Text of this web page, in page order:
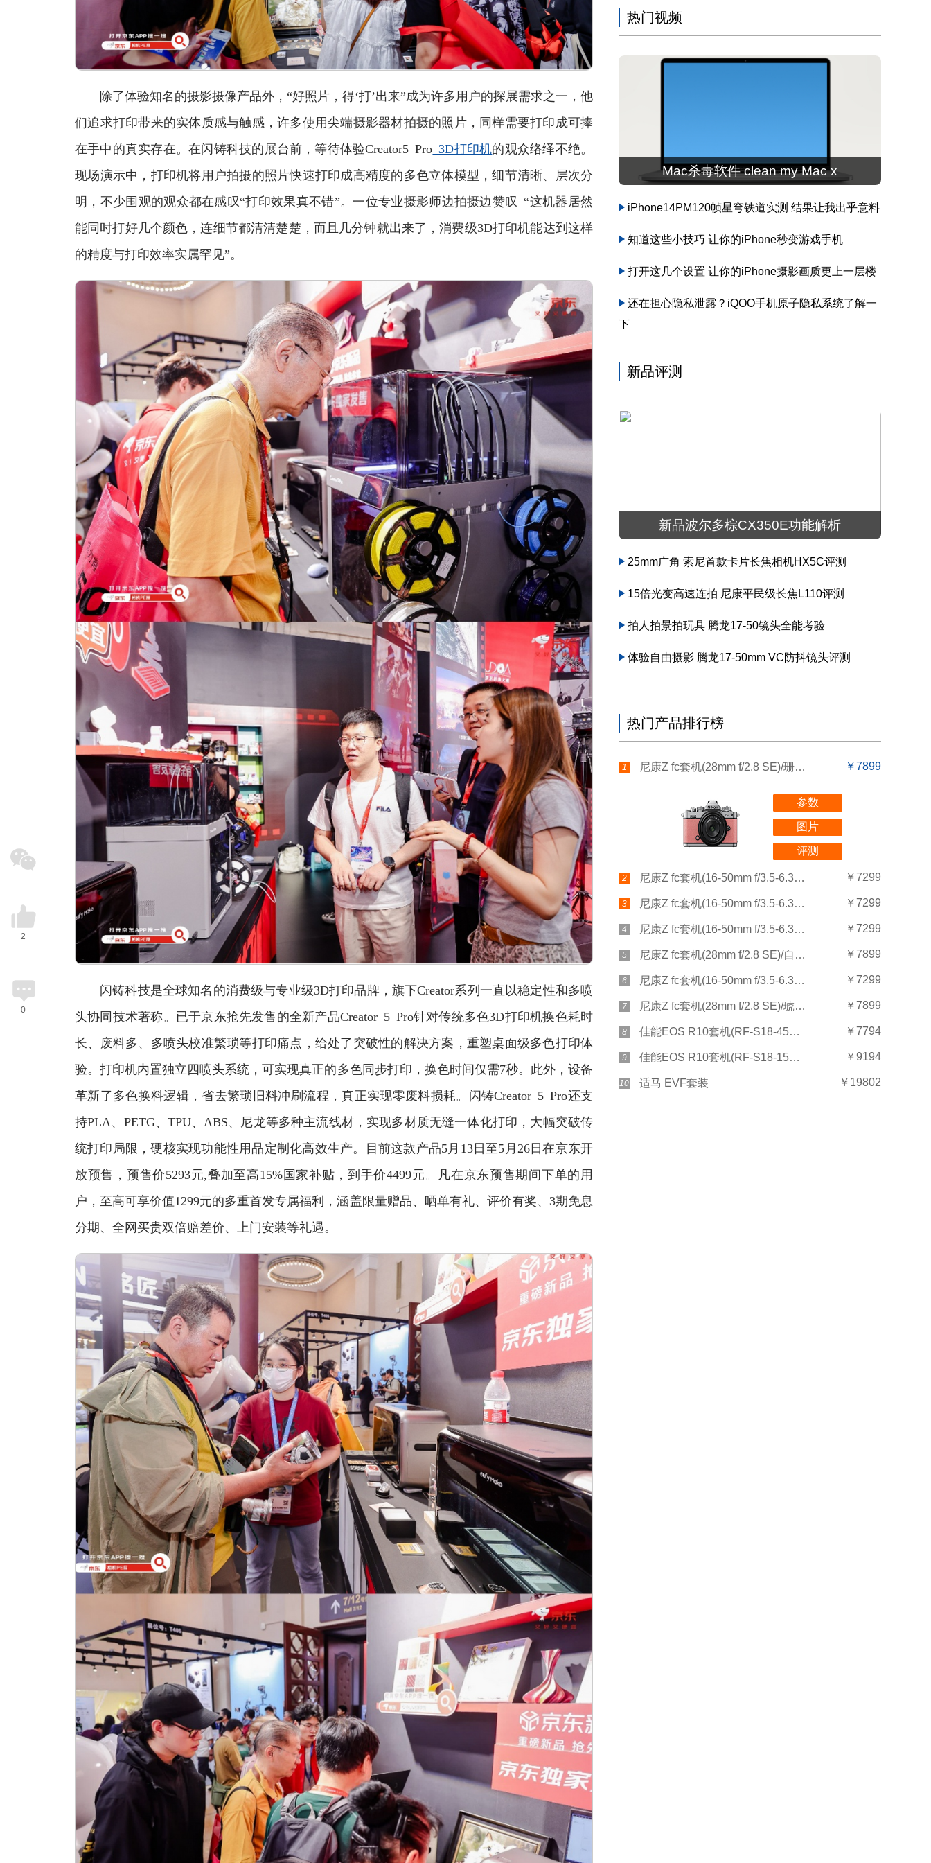
除了体验知名的摄影摄像产品外，“好照片，得‘打’出来”成为许多用户的探展需求之一，他
们追求打印带来的实体质感与触感，许多使用尖端摄影器材拍摄的照片，同样需要打印成可捧
在手中的真实存在。在闪铸科技的展台前，等待体验Creator5 Pro 3D打印机的观众络绎不绝。
现场演示中，打印机将用户拍摄的照片快速打印成高精度的多色立体模型，细节清晰、层次分
明，不少围观的观众都在感叹“打印效果真不错”。一位专业摄影师边拍摄边赞叹 “这机器居然
能同时打好几个颜色，连细节都清清楚楚，而且几分钟就出来了，消费级3D打印机能达到这样
的精度与打印效率实属罕见”。
闪铸科技是全球知名的消费级与专业级3D打印品牌，旗下Creator系列一直以稳定性和多喷
头协同技术著称。已于京东抢先发售的全新产品Creator 5 Pro针对传统多色3D打印机换色耗时
长、废料多、多喷头校准繁琐等打印痛点，给处了突破性的解决方案，重塑桌面级多色打印体
验。打印机内置独立四喷头系统，可实现真正的多色同步打印，换色时间仅需7秒。此外，设备
革新了多色换料逻辑，省去繁琐旧料冲刷流程，真正实现零废料损耗。闪铸Creator 5 Pro还支
持PLA、PETG、TPU、ABS、尼龙等多种主流线材，实现多材质无缝一体化打印，大幅突破传
统打印局限，硬核实现功能性用品定制化高效生产。目前这款产品5月13日至5月26日在京东开
放预售，预售价5293元,叠加至高15%国家补贴，到手价4499元。凡在京东预售期间下单的用
户，至高可享价值1299元的多重首发专属福利，涵盖限量赠品、晒单有礼、评价有奖、3期免息
分期、全网买贵双倍赔差价、上门安装等礼遇。
热门视频
Mac杀毒软件 clean my Mac x
iPhone14PM120帧星穹铁道实测 结果让我出乎意料
知道这些小技巧 让你的iPhone秒变游戏手机
打开这几个设置 让你的iPhone摄影画质更上一层楼
还在担心隐私泄露？iQOO手机原子隐私系统了解一
下
新品评测
新品波尔多棕CX350E功能解析
25mm广角 索尼首款卡片长焦相机HX5C评测
15倍光变高速连拍 尼康平民级长焦L110评测
拍人拍景拍玩具 腾龙17-50镜头全能考验
体验自由摄影 腾龙17-50mm VC防抖镜头评测
热门产品排行榜
1 尼康Z fc套机(28mm f/2.8 SE)/珊瑚粉 ￥7899
参数
图片
评测
2 尼康Z fc套机(16-50mm f/3.5-6.3)/自然灰 ￥7299
3 尼康Z fc套机(16-50mm f/3.5-6.3)/纯白色 ￥7299
4 尼康Z fc套机(16-50mm f/3.5-6.3)/沙米色 ￥7299
5 尼康Z fc套机(28mm f/2.8 SE)/自然灰 ￥7899
6 尼康Z fc套机(16-50mm f/3.5-6.3)/琥珀棕 ￥7299
7 尼康Z fc套机(28mm f/2.8 SE)/琥珀棕 ￥7899
8 佳能EOS R10套机(RF-S18-45mm) ￥7794
9 佳能EOS R10套机(RF-S18-150mm) ￥9194
10 适马 EVF套装 ￥19802
2
0